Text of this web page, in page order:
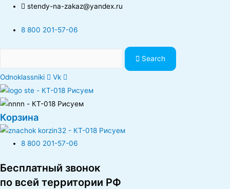
stendy-na-zakaz@yandex.ru
8 800 201-57-06
Search
Odnoklassniki Vk
Корзина
8 800 201-57-06
Бесплатный звонок
по всей территории РФ